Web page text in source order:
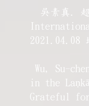
吳素真. 超
2021.04.08
Wu, Su-
in the
Grateful